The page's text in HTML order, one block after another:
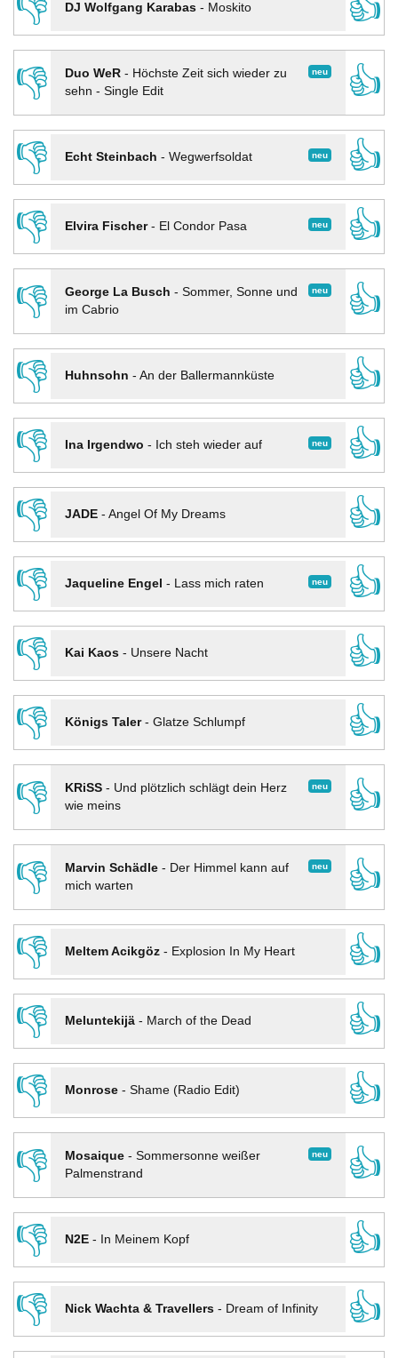
👎 DJ Wolfgang Karabas- Moskito
👍
👎
neu
Duo WeR- Höchste Zeit sich wieder zu
sehn - Single Edit
👍
👎
neu
Echt Steinbach - Wegwerfsoldat
👍
👎
neu
Elvira Fischer- El Condor Pasa
👍
👎
neu
George La Busch - Sommer, Sonne und
im Cabrio
👍
👎
Huhnsohn - An der Ballermannküste
👍
👎
neu
Ina Irgendwo - Ich steh wieder auf
👍
👎
JADE- Angel Of My Dreams
👍
👎
neu
Jaqueline Engel - Lass mich raten
👍
👎
Kai Kaos- Unsere Nacht
👍
👎
Königs Taler- Glatze Schlumpf
👍
👎
neu
KRiSS- Und plötzlich schlägt dein Herz
wie meins
👍
👎 neu
Marvin Schädle- Der Himmel kann auf
mich warten
👍
👎
Meltem Acikgöz- Explosion In My Heart
👍
👎
Meluntekijä- March of the Dead
👍
👎
Monrose- Shame (Radio Edit)
👍
👎
neu
Mosaique- Sommersonne weißer
Palmenstrand
👍
👎
N2E- In Meinem Kopf
👍
👎
Nick Wachta & Travellers- Dream of Infinity
👍